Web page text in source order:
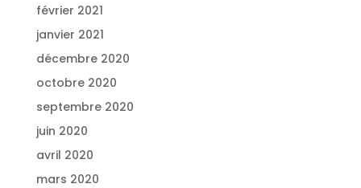
février 2021
janvier 2021
décembre 2020
octobre 2020
septembre 2020
juin 2020
avril 2020
mars 2020